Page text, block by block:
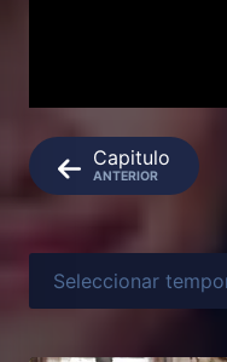
Capitulo
ANTERIOR
Seleccionar